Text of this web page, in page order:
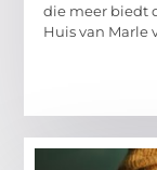
die meer biedt
Huis van Marle